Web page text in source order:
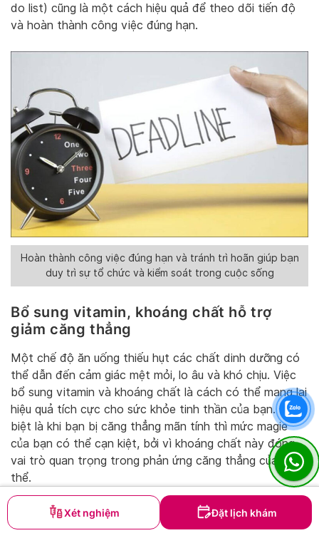
Xét nghiệm Đặt lịch khám
do list) cũng là một cách hiệu quả để theo dõi tiến độ
và hoàn thành công việc đúng hạn.
Hoàn thành công việc đúng hạn và tránh trì hoãn giúp bạn
duy trì sự tổ chức và kiểm soát trong cuộc sống
Bổ sung vitamin, khoáng chất hỗ trợ
giảm căng thẳng
Một chế độ ăn uống thiếu hụt các chất dinh dưỡng có
thể dẫn đến cảm giác mệt mỏi, lo âu và khó chịu. Việc
bổ sung vitamin và khoáng chất là cách có thể mang lại
hiệu quả tích cực cho sức khỏe tinh thần của bạn. Đặc
biệt là khi bạn bị căng thẳng mãn tính thì mức magie
của bạn có thể cạn kiệt, bởi vì khoáng chất này đóng
vai trò quan trọng trong phản ứng căng thẳng của cơ
thể.
Do đó, việc bổ sung magiê sẽ giúp cải thiện tình trạng
căng thẳng hiệu quả. Ngoài ra, một số vitamin khoáng